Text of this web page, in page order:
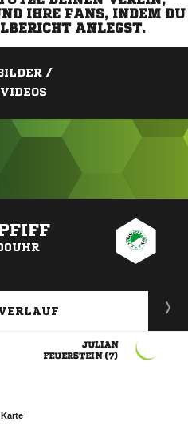
IHRE FANS, INDEM DU
ANLEGST.
/
VIDEOS

 